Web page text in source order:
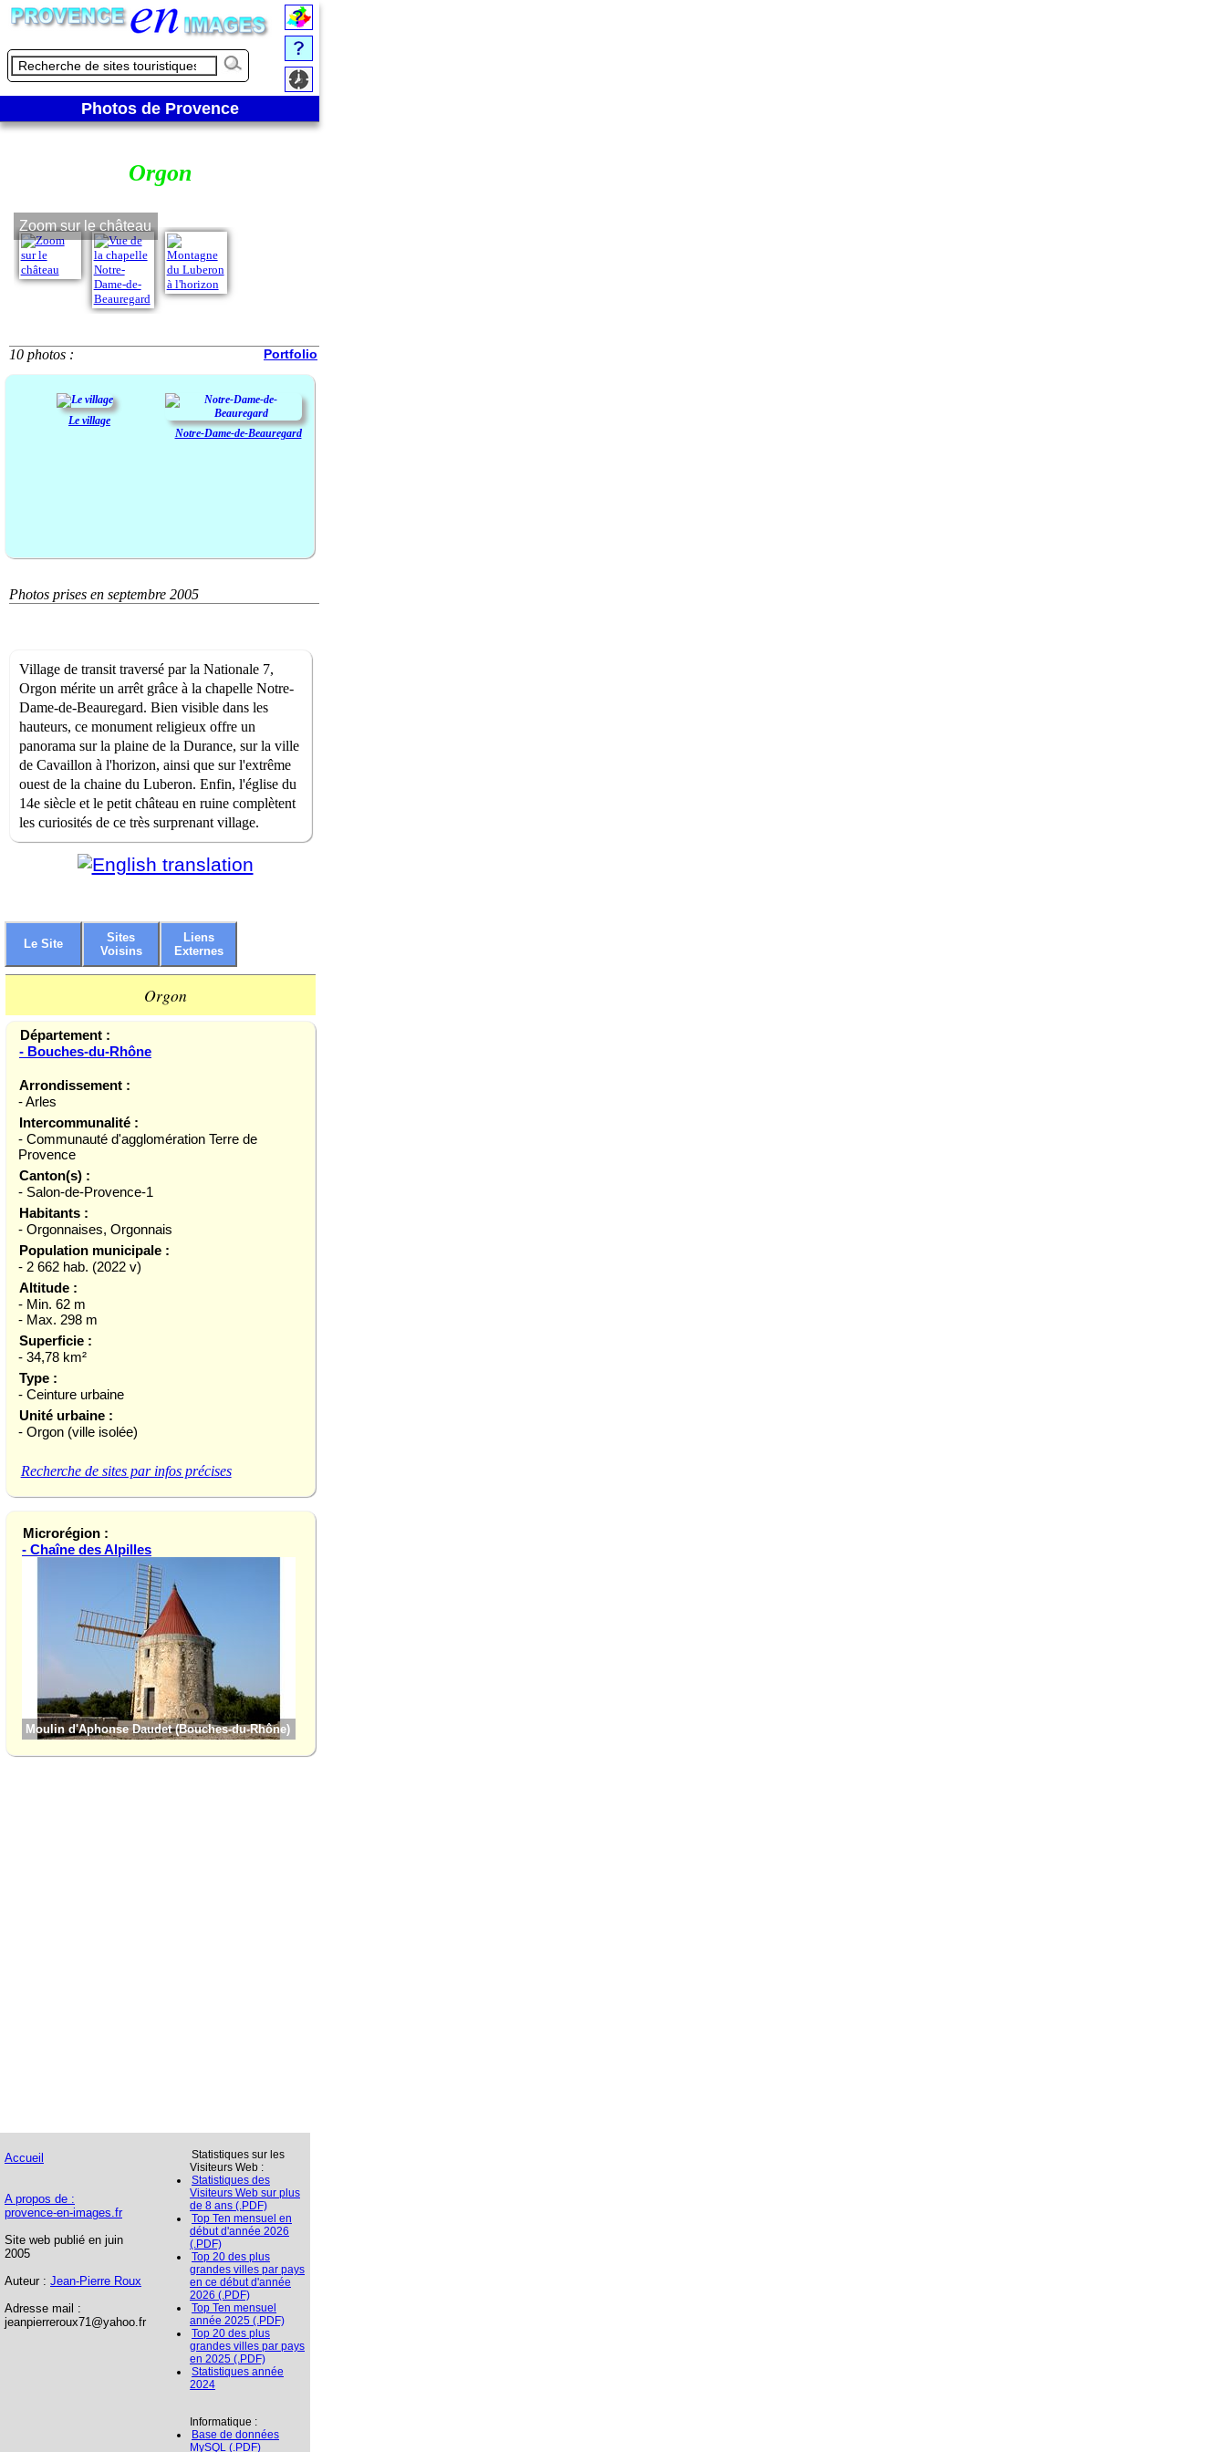
Photos de Provence
Orgon
Zoom sur le château
10 photos : Portfolio
Le village
Notre-Dame-de-Beauregard
Photos prises en septembre 2005
Village de transit traversé par la Nationale 7,
Orgon mérite un arrêt grâce à la chapelle Notre-
Dame-de-Beauregard. Bien visible dans les
hauteurs, ce monument religieux offre un
panorama sur la plaine de la Durance, sur la ville
de Cavaillon à l'horizon, ainsi que sur l'extrême
ouest de la chaine du Luberon. Enfin, l'église du
14e siècle et le petit château en ruine complètent
les curiosités de ce très surprenant village.
Le Site
Sites
Voisins
Liens
Externes
Orgon
Département :
- Bouches-du-Rhône
Arrondissement :
- Arles
Intercommunalité :
- Communauté d'agglomération Terre de
Provence
Canton(s) :
- Salon-de-Provence-1
Habitants :
- Orgonnaises, Orgonnais
Population municipale :
- 2 662 hab. (2022 v)
Altitude :
- Min. 62 m
- Max. 298 m
Superficie :
- 34,78 km²
Type :
- Ceinture urbaine
Unité urbaine :
- Orgon (ville isolée)
Recherche de sites par infos précises
Microrégion :
- Chaîne des Alpilles
Moulin d'Aphonse Daudet (Bouches-du-Rhône)
Accueil
A propos de :
provence-en-images.fr
Site web publié en juin
2005
Auteur : Jean-Pierre Roux
Adresse mail :
jeanpierreroux71@yahoo.fr
Statistiques sur les
Visiteurs Web :
Statistiques des
Visiteurs Web sur plus
de 8 ans (.PDF)
Top Ten mensuel en
début d'année 2026
(.PDF)
Top 20 des plus
grandes villes par pays
en ce début d'année
2026 (.PDF)
Top Ten mensuel
année 2025 (.PDF)
Top 20 des plus
grandes villes par pays
en 2025 (.PDF)
Statistiques année
2024
Informatique :
Base de données
MySQL (.PDF)